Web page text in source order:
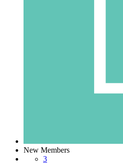
New Members
3